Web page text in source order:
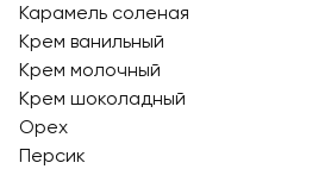
Карамель соленая
Крем ванильный
Крем молочный
Крем шоколадный
Орех
Персик